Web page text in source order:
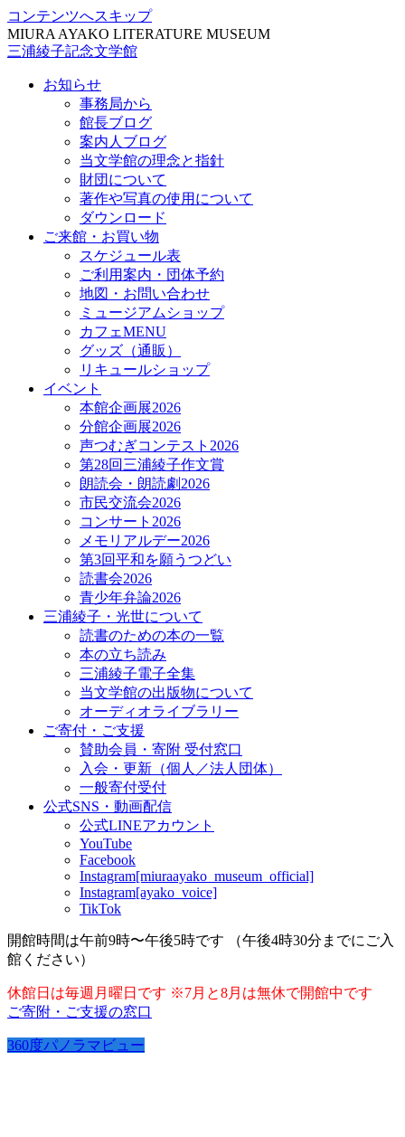
コンテンツへスキップ
MIURA AYAKO LITERATURE MUSEUM
三浦綾子記念文学館
お知らせ
事務局から
館長ブログ
案内人ブログ
当文学館の理念と指針
財団について
著作や写真の使用について
ダウンロード
ご来館・お買い物
スケジュール表
ご利用案内・団体予約
地図・お問い合わせ
ミュージアムショップ
カフェMENU
グッズ（通販）
リキュールショップ
イベント
本館企画展2026
分館企画展2026
声つむぎコンテスト2026
第28回三浦綾子作文賞
朗読会・朗読劇2026
市民交流会2026
コンサート2026
メモリアルデー2026
第3回平和を願うつどい
読書会2026
青少年弁論2026
三浦綾子・光世について
読書のための本の一覧
本の立ち読み
三浦綾子電子全集
当文学館の出版物について
オーディオライブラリー
ご寄付・ご支援
賛助会員・寄附 受付窓口
入会・更新（個人／法人団体）
一般寄付受付
公式SNS・動画配信
公式LINEアカウント
YouTube
Facebook
Instagram[miuraayako_museum_official]
Instagram[ayako_voice]
TikTok
開館時間は午前9時〜午後5時です （午後4時30分までにご入
館ください）
休館日は毎週月曜日です ※7月と8月は無休で開館中です
ご寄附・ご支援の窓口
360度パノラマビュー